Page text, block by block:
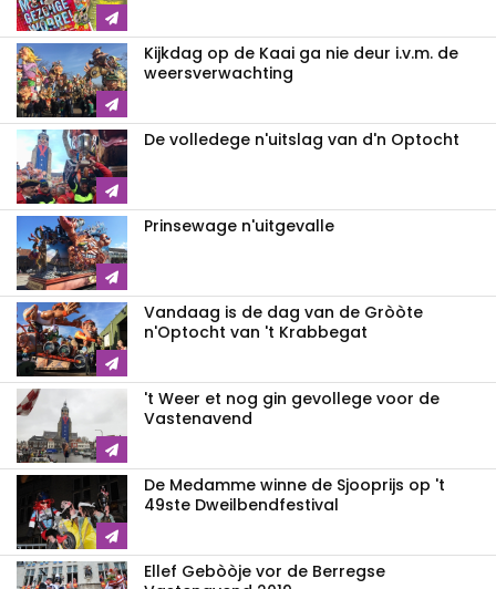
Kijkdag op de Kaai ga nie deur i.v.m. de
weersverwachting
De volledege n'uitslag van d'n Optocht
Prinsewage n'uitgevalle
Vandaag is de dag van de Gròòte
n'Optocht van 't Krabbegat
't Weer et nog gin gevollege voor de
Vastenavend
De Medamme winne de Sjooprijs op 't
49ste Dweilbendfestival
Ellef Gebòòje vor de Berregse